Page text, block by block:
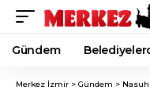
Gündem
Merkez İzmir > Gündem >